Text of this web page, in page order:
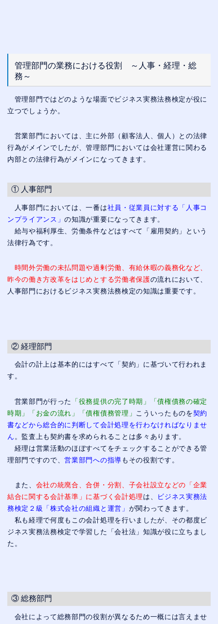
管理部門の業務における役割 ～人事・経理・総
務～
管理部門ではどのような場面でビジネス実務法務検定が役に
立つでしょうか。
営業部門においては、主に外部（顧客法人、個人）との法律
行為がメインでしたが、管理部門においては会社運営に関わる
内部との法律行為がメインになってきます。
① 人事部門
人事部門においては、一番は社員・従業員に対する「人事コ
ンプライアンス」の知識が重要になってきます。
給与や福利厚生、労働条件などはすべて「雇用契約」という
法律行為です。
時間外労働の未払問題や過剰労働、有給休暇の義務化など、
昨今の働き方改革をはじめとする労働者保護の流れにおいて、
人事部門におけるビジネス実務法務検定の知識は重要です。
② 経理部門
会計の計上は基本的にはすべて「契約」に基づいて行われま
す。
営業部門が行った
「役務提供の完了時期」「債権債務の確定
時期」「お金の流れ」「債権債務管理」
こういったものを契約
書などから総合的に判断して会計処理を行わなければなりませ
ん 。監査上も契約書を求められることは多々あります。
経理は営業活動のほぼすべてをチェックすることができる管
理部門ですので、営業部門への指導 もその役割です。
また、 会社の統廃合、合併・分割、子会社設立などの「企業
結合に関する会計基準」に基づく会計処理 は、
ビジネス実務法
務検定２級「株式会社の組織と運営」 が関わってきます。
私も経理で何度もこの会計処理を行いましたが、その都度ビ
ジネス実務法務検定で学習した「会社法」知識が役に立ちまし
た。
③ 総務部門
会社によって総務部門の役割が異なるため一概には言えませ